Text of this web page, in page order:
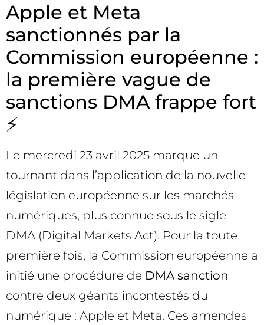
Apple et Meta
sanctionnés par la
Commission européenne :
la première vague de
sanctions DMA frappe fort
⚡
Le mercredi 23 avril 2025 marque un
tournant dans l’application de la nouvelle
législation européenne sur les marchés
numériques, plus connue sous le sigle
DMA (Digital Markets Act). Pour la toute
première fois, la Commission européenne a
initié une procédure de DMA sanction
contre deux géants incontestés du
numérique : Apple et Meta. Ces amendes